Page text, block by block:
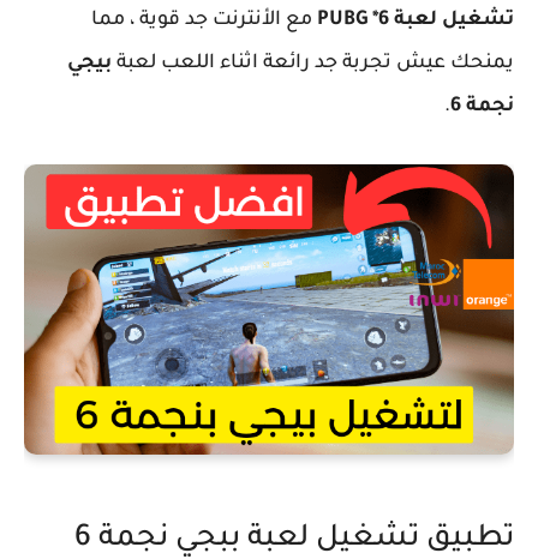
تشغيل لعبة PUBG *6
مع الأنترنت جد قوية ، مما
يمنحك عيش تجربة جد رائعة اثناء اللعب لعبة بيجي
نجمة 6
.
تطبيق تشغيل لعبة ببجي نجمة 6